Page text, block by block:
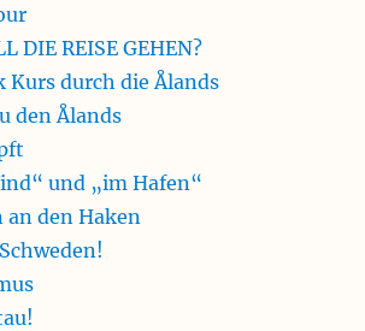
DIE REISE GEHEN?
Kurs durch die Ålands
den Ålands
und „im Hafen“
an den Haken